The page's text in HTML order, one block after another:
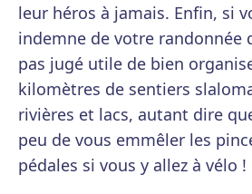
leur héros à jamais. Enfin, si
indemne de votre randonnée
pas jugé utile de bien
kilomètres de sentiers
rivières et lacs, autant dire
peu de vous emmêler les
pédales si vous y allez à vélo !